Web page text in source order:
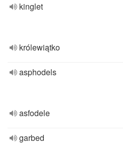
kinglet
królewiątko
asphodels
asfodele
garbed